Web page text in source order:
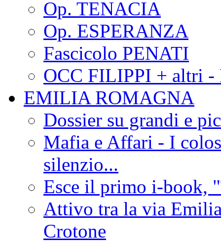
Op. TENACIA
Op. ESPERANZA
Fascicolo PENATI
OCC FILIPPI + altri -
EMILIA ROMAGNA
Dossier su grandi e
Mafia e Affari - I
silenzio...
Esce il primo i-book,
Attivo tra la via
Crotone